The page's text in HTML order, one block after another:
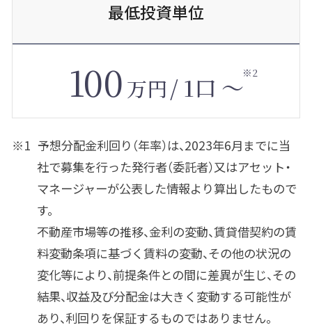
最低投資単位
100万円/1口 ～※2
予想分配金利回り（年率）は、2023年6月までに当
社で募集を行った発行者（委託者）又はアセット・
マネージャーが公表した情報より算出したもので
す。
不動産市場等の推移、金利の変動、賃貸借契約の賃
料変動条項に基づく賃料の変動、その他の状況の
変化等により、前提条件との間に差異が生じ、その
結果、収益及び分配金は大きく変動する可能性が
あり、利回りを保証するものではありません。